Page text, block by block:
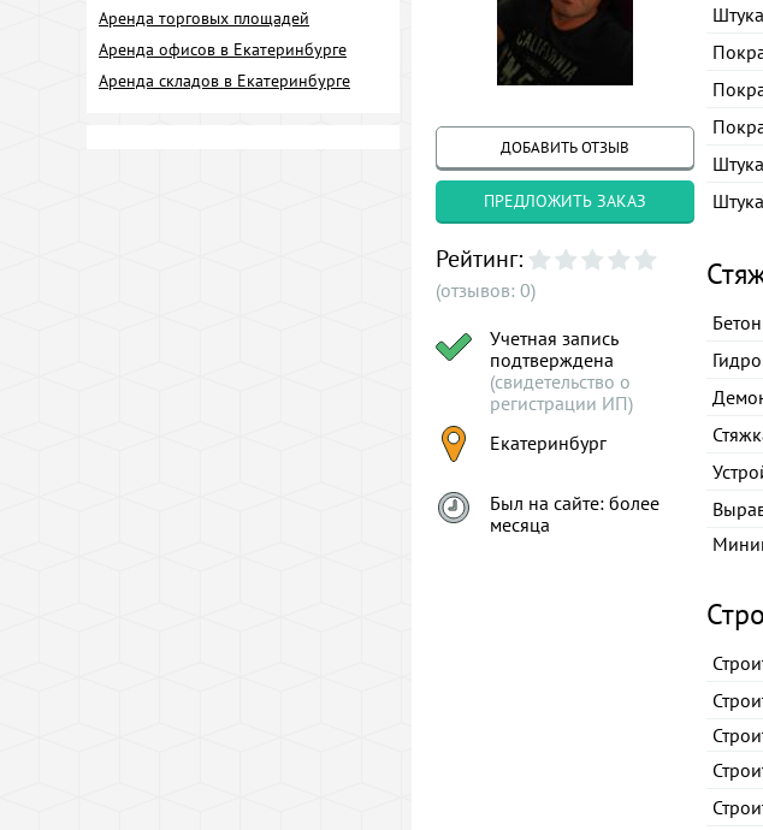
Аренда торговых площадей
Аренда офисов в Екатеринбурге
Аренда складов в Екатеринбурге
ДОБАВИТЬ ОТЗЫВ
ПРЕДЛОЖИТЬ ЗАКАЗ
Рейтинг:
(отзывов: 0)
Учетная запись
подтверждена
(свидетельство о
регистрации ИП)
Екатеринбург
Был на сайте: более
месяца